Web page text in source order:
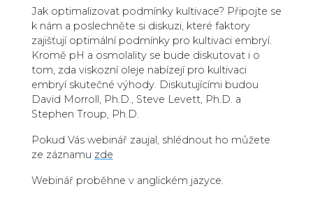
Jak optimalizovat podmínky kultivace? Připojte se
k nám a poslechněte si diskuzi, které faktory
zajišťují optimální podmínky pro kultivaci embryí.
Kromě pH a osmolality se bude diskutovat i o
tom, zda viskozní oleje nabízejí pro kultivaci
embryí skutečné výhody. Diskutujícími budou
David Morroll, Ph.D., Steve Levett, Ph.D. a
Stephen Troup, Ph.D.
Pokud Vás webinář zaujal, shlédnout ho můžete
ze záznamu zde
Webinář proběhne v anglickém jazyce.